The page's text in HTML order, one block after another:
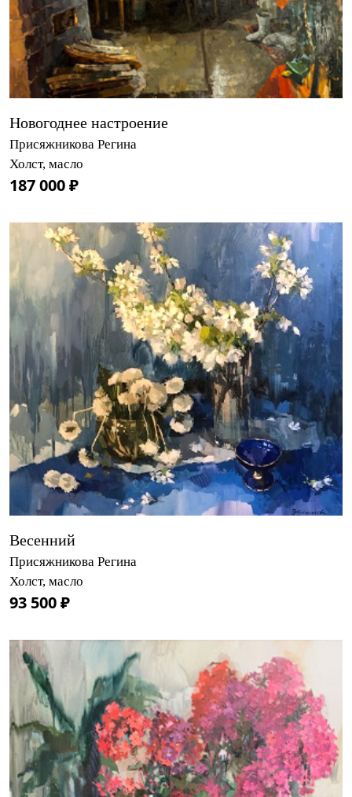
Новогоднее настроение
Присяжникова Регина
Холст, масло
187 000 ₽
Весенний
Присяжникова Регина
Холст, масло
93 500 ₽